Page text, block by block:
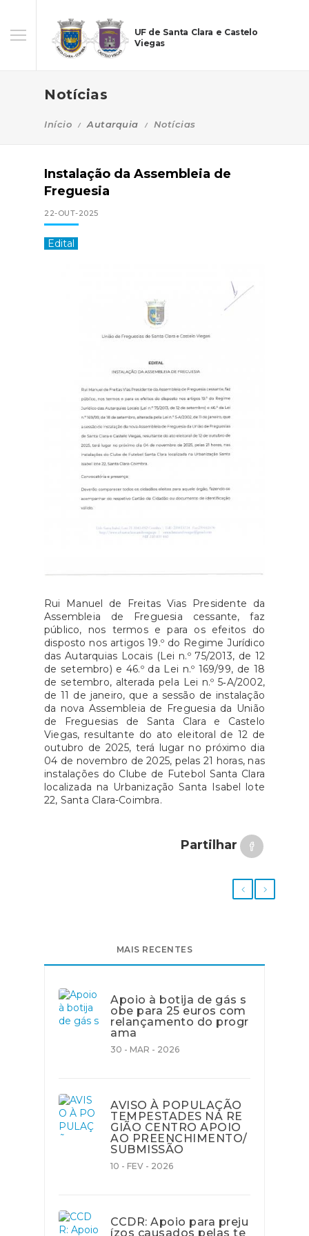
UF de Santa Clara e Castelo
Viegas
Notícias
Início Autarquia Notícias
Instalação da Assembleia de
Freguesia
22-OUT-2025
Edital
Rui Manuel de Freitas Vias Presidente da
Assembleia de Freguesia cessante, faz
público, nos termos e para os efeitos do
disposto nos artigos 19.º do Regime Jurídico
das Autarquias Locais (Lei n.º 75/2013, de 12
de setembro) e 46.º da Lei n.º 169/99, de 18
de setembro, alterada pela Lei n.º 5‑A/2002,
de 11 de janeiro, que a sessão de instalação
da nova Assembleia de Freguesia da União
de Freguesias de Santa Clara e Castelo
Viegas, resultante do ato eleitoral de 12 de
outubro de 2025, terá lugar no próximo dia
04 de novembro de 2025, pelas 21 horas, nas
instalações do Clube de Futebol Santa Clara
localizada na Urbanização Santa Isabel lote
22, Santa Clara-Coimbra.
Partilhar
MAIS RECENTES
Apoio à botija de gás s
obe para 25 euros com
relançamento do progr
ama
30 - MAR - 2026
AVISO À POPULAÇÃO
TEMPESTADES NA RE
GIÃO CENTRO APOIO
AO PREENCHIMENTO/
SUBMISSÃO
10 - FEV - 2026
CCDR: Apoio para preju
ízos causados pelas te